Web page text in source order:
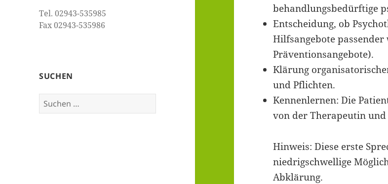
Tel. 02943-535985
Fax 02943-535986
SUCHEN
Suchen
nach:
behandlungsbedürftige
Entscheidung, ob
Hilfsangebote passender
Präventionsangebote).
Klärung
und Pflichten.
Kennenlernen: Die
von der Therapeutin
Hinweis: Diese erste
niedrigschwellige
Abklärung.